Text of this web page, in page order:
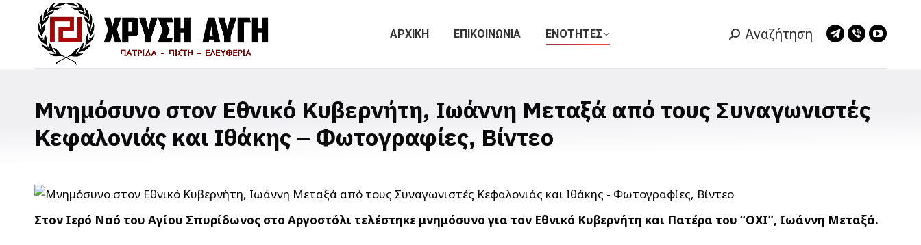
ΑΡΧΙΚΗ ΕΠΙΚΟΙΝΩΝΙΑ ΕΝΟΤΗΤΕΣ Search:
Αναζήτηση
Telegram
new
Viber
new
Μνημόσυνο στον Εθνικό Κυβερνήτη, Ιωάννη Μεταξά από τους Συναγωνιστές
Κεφαλονιάς και Ιθάκης – Φωτογραφίες, Βίντεο
Στον Ιερό Ναό του Αγίου Σπυρίδωνος στο Αργοστόλι τελέστηκε μνημόσυνο για τον Εθνικό Κυβερνήτη και Πατέρα του “ΟΧΙ”, Ιωάννη Μεταξά.